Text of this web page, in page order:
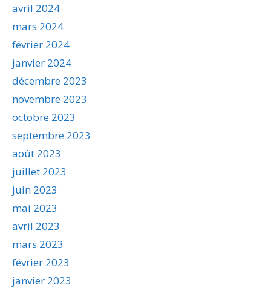
avril 2024
mars 2024
février 2024
janvier 2024
décembre 2023
novembre 2023
octobre 2023
septembre 2023
août 2023
juillet 2023
juin 2023
mai 2023
avril 2023
mars 2023
février 2023
janvier 2023